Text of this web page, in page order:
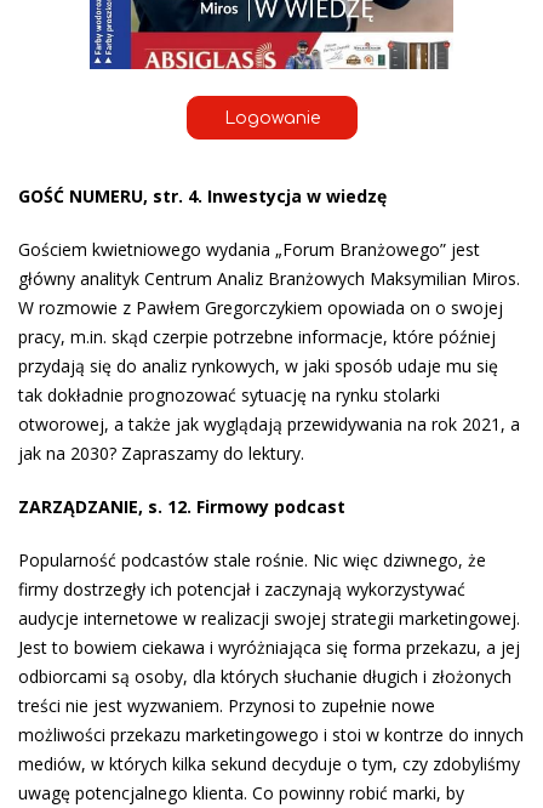
Logowanie
GOŚĆ NUMERU, str. 4. Inwestycja w wiedzę
Gościem kwietniowego wydania „Forum Branżowego” jest
główny analityk Centrum Analiz Branżowych Maksymilian Miros.
W rozmowie z Pawłem Gregorczykiem opowiada on o swojej
pracy, m.in. skąd czerpie potrzebne informacje, które później
przydają się do analiz rynkowych, w jaki sposób udaje mu się
tak dokładnie prognozować sytuację na rynku stolarki
otworowej, a także jak wyglądają przewidywania na rok 2021, a
jak na 2030? Zapraszamy do lektury.
ZARZĄDZANIE, s. 12. Firmowy podcast
Popularność podcastów stale rośnie. Nic więc dziwnego, że
firmy dostrzegły ich potencjał i zaczynają wykorzystywać
audycje internetowe w realizacji swojej strategii marketingowej.
Jest to bowiem ciekawa i wyróżniająca się forma przekazu, a jej
odbiorcami są osoby, dla których słuchanie długich i złożo­nych
treści nie jest wyzwaniem. Przynosi to zupełnie nowe
możliwości przekazu marke­tingowego i stoi w kontrze do innych
mediów, w których kilka sekund decyduje o tym, czy zdobyliśmy
uwagę potencjalnego klienta. Co powinny robić marki, by